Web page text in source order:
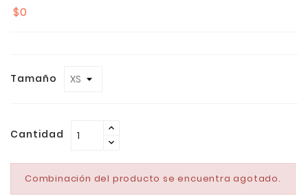
$0
Tamaño
Cantidad
Combinación del producto se encuentra agotado.